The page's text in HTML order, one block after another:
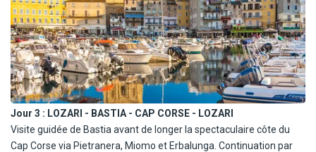
Jour 3 : LOZARI - BASTIA - CAP CORSE - LOZARI
Visite guidée de Bastia avant de longer la spectaculaire côte du
Cap Corse via Pietranera, Miomo et Erbalunga. Continuation par